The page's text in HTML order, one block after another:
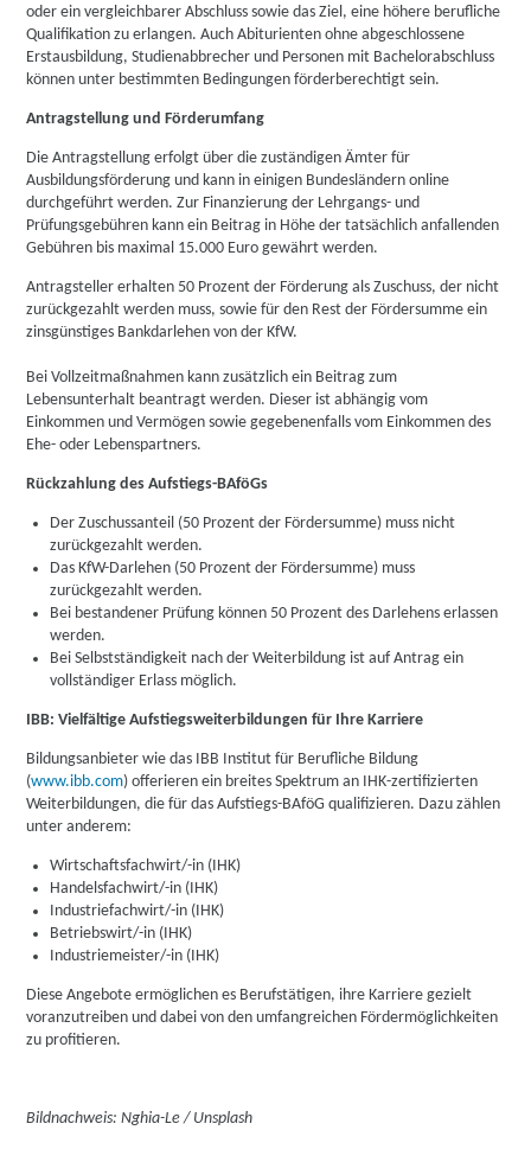
oder ein vergleichbarer Abschluss sowie das Ziel, eine höhere berufliche
Qualifikation zu erlangen. Auch Abiturienten ohne abgeschlossene
Erstausbildung, Studienabbrecher und Personen mit Bachelorabschluss
können unter bestimmten Bedingungen förderberechtigt sein.
Antragstellung und Förderumfang
Die Antragstellung erfolgt über die zuständigen Ämter für
Ausbildungsförderung und kann in einigen Bundesländern online
durchgeführt werden. Zur Finanzierung der Lehrgangs- und
Prüfungsgebühren kann ein Beitrag in Höhe der tatsächlich anfallenden
Gebühren bis maximal 15.000 Euro gewährt werden.
Antragsteller erhalten 50 Prozent der Förderung als Zuschuss, der nicht
zurückgezahlt werden muss, sowie für den Rest der Fördersumme ein
zinsgünstiges Bankdarlehen von der KfW.
Bei Vollzeitmaßnahmen kann zusätzlich ein Beitrag zum
Lebensunterhalt beantragt werden. Dieser ist abhängig vom
Einkommen und Vermögen sowie gegebenenfalls vom Einkommen des
Ehe- oder Lebenspartners.
Rückzahlung des Aufstiegs-BAföGs
Der Zuschussanteil (50 Prozent der Fördersumme) muss nicht
zurückgezahlt werden.
Das KfW-Darlehen (50 Prozent der Fördersumme) muss
zurückgezahlt werden.
Bei bestandener Prüfung können 50 Prozent des Darlehens erlassen
werden.
Bei Selbstständigkeit nach der Weiterbildung ist auf Antrag ein
vollständiger Erlass möglich.
IBB: Vielfältige Aufstiegsweiterbildungen für Ihre Karriere
Bildungsanbieter wie das IBB Institut für Berufliche Bildung
(www.ibb.com) offerieren ein breites Spektrum an IHK-zertifizierten
Weiterbildungen, die für das Aufstiegs-BAföG qualifizieren. Dazu zählen
unter anderem:
Wirtschaftsfachwirt/-in (IHK)
Handelsfachwirt/-in (IHK)
Industriefachwirt/-in (IHK)
Betriebswirt/-in (IHK)
Industriemeister/-in (IHK)
Diese Angebote ermöglichen es Berufstätigen, ihre Karriere gezielt
voranzutreiben und dabei von den umfangreichen Fördermöglichkeiten
zu profitieren.
Bildnachweis: Nghia-Le / Unsplash